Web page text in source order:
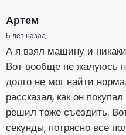
Артем
5 лет назад
А я взял машину и
Вот вообще не жалуюсь
долго не мог найти
рассказал, как он
решил тоже съездить.
секунды, потрясно все